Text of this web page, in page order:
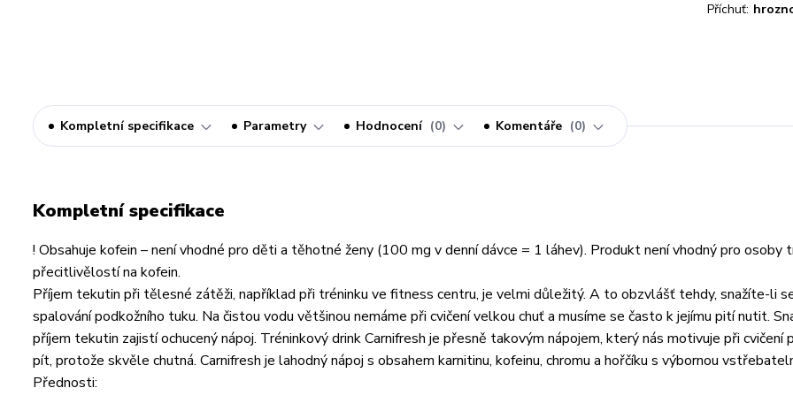
Příchuť:
Kompletní specifikace Parametry Hodnocení 0 Komentáře 0
Kompletní specifikace
! Obsahuje kofein – není vhodné pro děti a těhotné ženy (100 mg v denní dávce = 1 láhev). Produkt není vhodný pro osoby
přecitlivělostí na kofein.
Příjem tekutin při tělesné zátěži, například při tréninku ve fitness centru, je velmi důležitý. A to obzvlášť tehdy, snažíte-li
spalování podkožního tuku. Na čistou vodu většinou nemáme při cvičení velkou chuť a musíme se často k jejímu pití nutit.
příjem tekutin zajistí ochucený nápoj. Tréninkový drink Carnifresh je přesně takovým nápojem, který nás motivuje při cvičení
pít, protože skvěle chutná. Carnifresh je lahodný nápoj s obsahem karnitinu, kofeinu, chromu a hořčíku s výbornou
Přednosti: